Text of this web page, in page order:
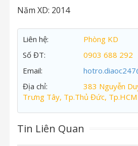
Năm XD: 2014
Liên hệ:
Phòng KD
Số ĐT:
0903 688 292
Email:
Địa chỉ:
383 Nguyễn
Trưng Tây, Tp.Thủ Đức, Tp.HCM
Tin Liên Quan